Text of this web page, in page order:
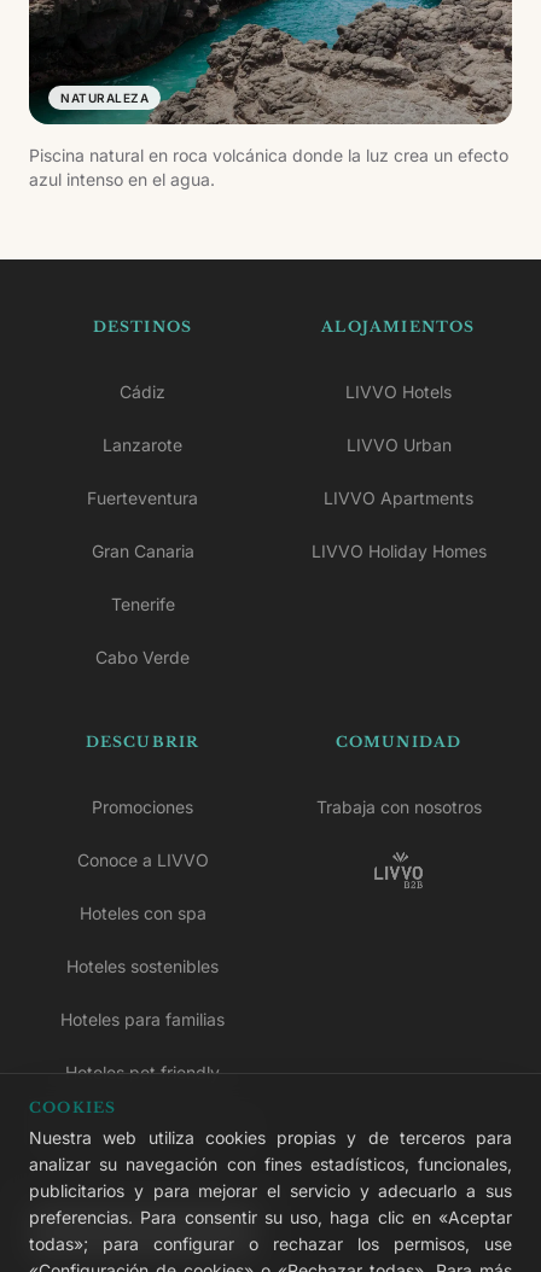
NATURALEZA
Piscina natural en roca volcánica donde la luz crea un efecto
azul intenso en el agua.
DESTINOS
Cádiz
Lanzarote
Fuerteventura
Gran Canaria
Tenerife
Cabo Verde
ALOJAMIENTOS
LIVVO Hotels
LIVVO Urban
LIVVO Apartments
LIVVO Holiday Homes
DESCUBRIR
Promociones
Conoce a LIVVO
Hoteles con spa
Hoteles sostenibles
Hoteles para familias
Hoteles pet friendly
Hoteles todo incluido
COMUNIDAD
Trabaja con nosotros
COOKIES
Nuestra web utiliza cookies propias y de terceros para
analizar su navegación con fines estadísticos, funcionales,
publicitarios y para mejorar el servicio y adecuarlo a sus
preferencias. Para consentir su uso, haga clic en «Aceptar
todas»; para configurar o rechazar los permisos, use